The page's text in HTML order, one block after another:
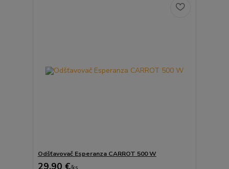
Odšťavovač Esperanza CARROT 500 W
29,90 €